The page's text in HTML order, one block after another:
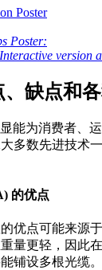
Poster:
version
缺点和
能为消费者、
多数先进技术
的优点
优点可能来源
量更轻，因此
铺设多根光缆